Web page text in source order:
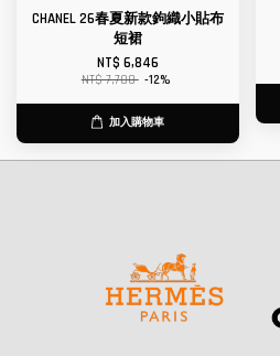
CHANEL 26春夏新款鉤織小貼布
短裙
NT$ 6,846
NT$ 7,780 -12%
加入購物車